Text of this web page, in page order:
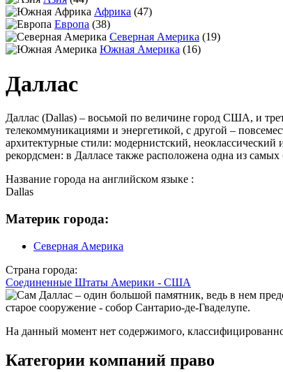
Африка (47)
Европа (38)
Северная Америка (19)
Южная Америка (16)
Даллас
Даллас (Dallas) – восьмой по величине город США, и
телекоммуникациями и энергетикой, с другой –
архитектурные стили: модернистский,
рекордсмен: в Далласе также расположена одна из
Название города на английском языке :
Dallas
Материк города:
Северная Америка
Страна города:
Соединенные Штаты Америки - США
На данный момент нет содержимого,
Категории компаний право